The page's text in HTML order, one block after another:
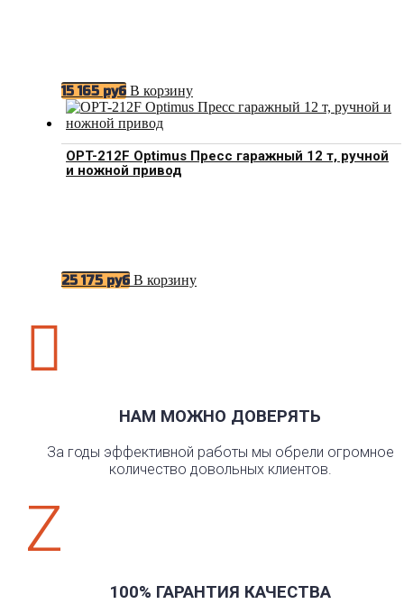
15 165 руб В корзину
OPT-212F Optimus Пресс гаражный 12 т, ручной
и ножной привод
25 175 руб В корзину

НАМ МОЖНО ДОВЕРЯТЬ
За годы эффективной работы мы обрели огромное
количество довольных клиентов.
Z
100% ГАРАНТИЯ КАЧЕСТВА